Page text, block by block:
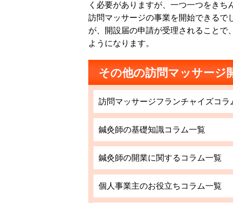
く必要がありますが、一つ一つをき
訪問マッサージの事業を開始できるで
が、開設届の申請が受理されることで
ようになります。
その他の訪問マッサージ
訪問マッサージフランチャイズコラ
鍼灸師の基礎知識コラム一覧
鍼灸師の開業に関するコラム一覧
個人事業主のお役立ちコラム一覧